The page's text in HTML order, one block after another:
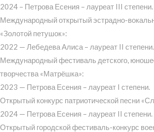
2024 – Петрова Есения – лауреат III степени.
Международный открытый эстрадно-
«Золотой петушок»:
2022 — Лебедева Алиса – лауреат II степени.
Международный фестиваль детского,
творчества «Матрёшка»:
2023 — Петрова Есения – лауреат I степени.
Открытый конкурс патриотической песни
2024 — Петрова Есения – лауреат II степени.
Открытый городской фестиваль-конкурс